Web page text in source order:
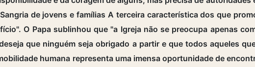
de jovens e famílias A terceira característica dos que
O Papa sublinhou que "a Igreja não se preocupa apenas
que ninguém seja obrigado a partir e que todos aqueles
humana representa uma imensa oportunidade de